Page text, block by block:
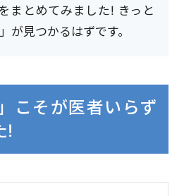
まとめてみました! きっと
が見つかるはずです。
こそが医者いらず
!